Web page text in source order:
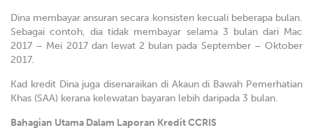
Dina membayar ansuran secara konsisten kecuali beberapa bulan.
Sebagai contoh, dia tidak membayar selama 3 bulan dari Mac
2017 – Mei 2017 dan lewat 2 bulan pada September – Oktober
2017.
Kad kredit Dina juga disenaraikan di Akaun di Bawah Pemerhatian
Khas (SAA) kerana kelewatan bayaran lebih daripada 3 bulan.
Bahagian Utama Dalam Laporan Kredit CCRIS